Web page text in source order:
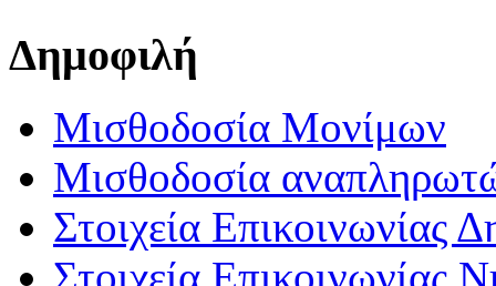
Δημοφιλή
Μισθοδοσία Μονίμων
Μισθοδοσία
Στοιχεία Επικοινωνίας
Στοιχεία Επικοινωνίας